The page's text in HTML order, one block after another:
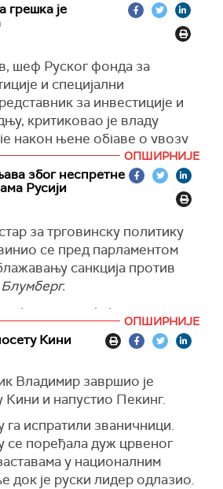
грешка је
шеф Руског фонда за
и специјални
за инвестиције и
критиковао је владу
након њене објаве о увозу
преко трећих
реч 'грешка' у
влада", написао је
Икс.
објаву да су се британске
због дозвољавања куповине
преко трећих
то пропустом и несрећном
ОПШИРНИЈЕ
због неспретне
Русији
за трговинску политику
се пред парламентом
санкција против
Блумберг.
је потез, који је уследио
администрације
Доналда Трампа,
будућности.
неспретно, и то је потпуно
се: на крају смо
утисак о томе шта смо
рекао је министар.
ОПШИРНИЈЕ
Кини
Владимир завршио је
Кини и напустио Пекинг.
испратили званичници.
се поређала дуж црвеног
у националним
док је руски лидер одлазио.